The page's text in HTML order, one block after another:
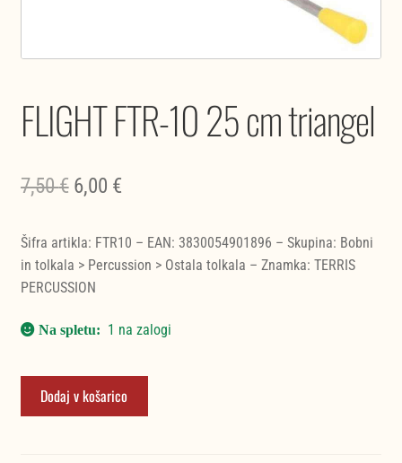
FLIGHT FTR-10 25 cm triangel
7,50€ Izvirna
je
bila:
6,00 €Trenutna
je:
Šifra artikla: FTR10 – EAN: 3830054901896 – Skupina: Bobni
in tolkala > Percussion > Ostala tolkala – Znamka: TERRIS
PERCUSSION
1 na zalogi
FLIGHT
Dodaj v košarico